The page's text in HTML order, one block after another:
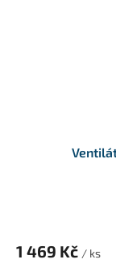
1 469 Kč / ks